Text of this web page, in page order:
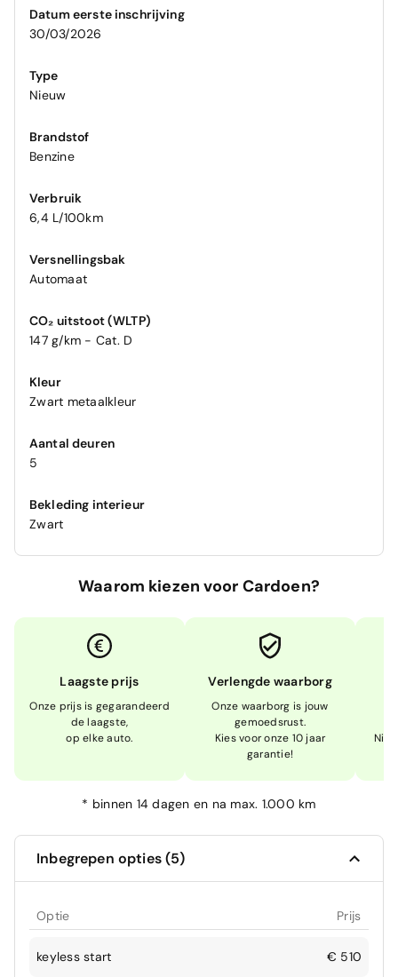
Datum eerste inschrijving
30/03/2026
Type
Nieuw
Brandstof
Benzine
Verbruik
6,4 L/100km
Versnellingsbak
Automaat
CO₂ uitstoot (WLTP)
147 g/km - Cat. D
Kleur
Zwart metaalkleur
Aantal deuren
5
Bekleding interieur
Zwart
Waarom kiezen voor Cardoen?
Laagste prijs
Onze prijs is gegarandeerd
de laagste,
op elke auto.
Verlengde waarborg
Onze waarborg is jouw
gemoedsrust.
Kies voor onze 10 jaar
garantie!
Niet
* binnen 14 dagen en na max. 1.000 km
Inbegrepen opties (5)
Optie Prijs
keyless start € 510